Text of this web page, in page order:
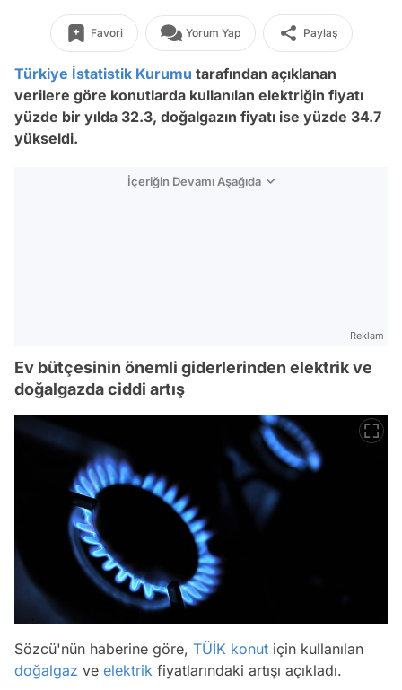
Favori Yorum Yap Paylaş
Türkiye İstatistik Kurumu tarafından açıklanan
verilere göre konutlarda kullanılan elektriğin fiyatı
yüzde bir yılda 32.3, doğalgazın fiyatı ise yüzde 34.7
yükseldi.
İçeriğin Devamı Aşağıda
Reklam
Ev bütçesinin önemli giderlerinden elektrik ve
doğalgazda ciddi artış
Sözcü'nün haberine göre, TÜİK konut için kullanılan
doğalgaz ve elektrik fiyatlarındaki artışı açıkladı.